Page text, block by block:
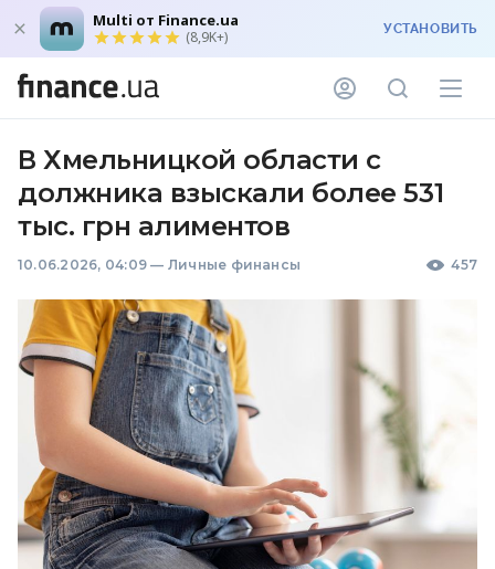
Multi от Finance.ua
(8,9K+) УСТАНОВИТЬ
В Хмельницкой области с
должника взыскали более 531
тыс. грн алиментов
10.06.2026, 04:09 — Личные финансы 457